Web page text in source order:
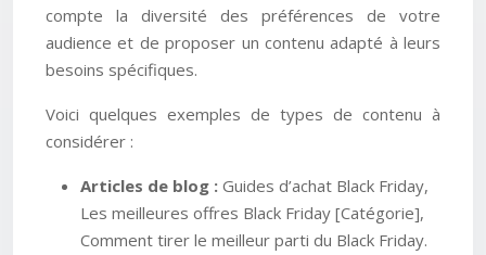
compte la diversité des préférences de votre
audience et de proposer un contenu adapté à leurs
besoins spécifiques.
Voici quelques exemples de types de contenu à
considérer :
Articles de blog : Guides d’achat Black Friday,
Les meilleures offres Black Friday [Catégorie],
Comment tirer le meilleur parti du Black Friday.